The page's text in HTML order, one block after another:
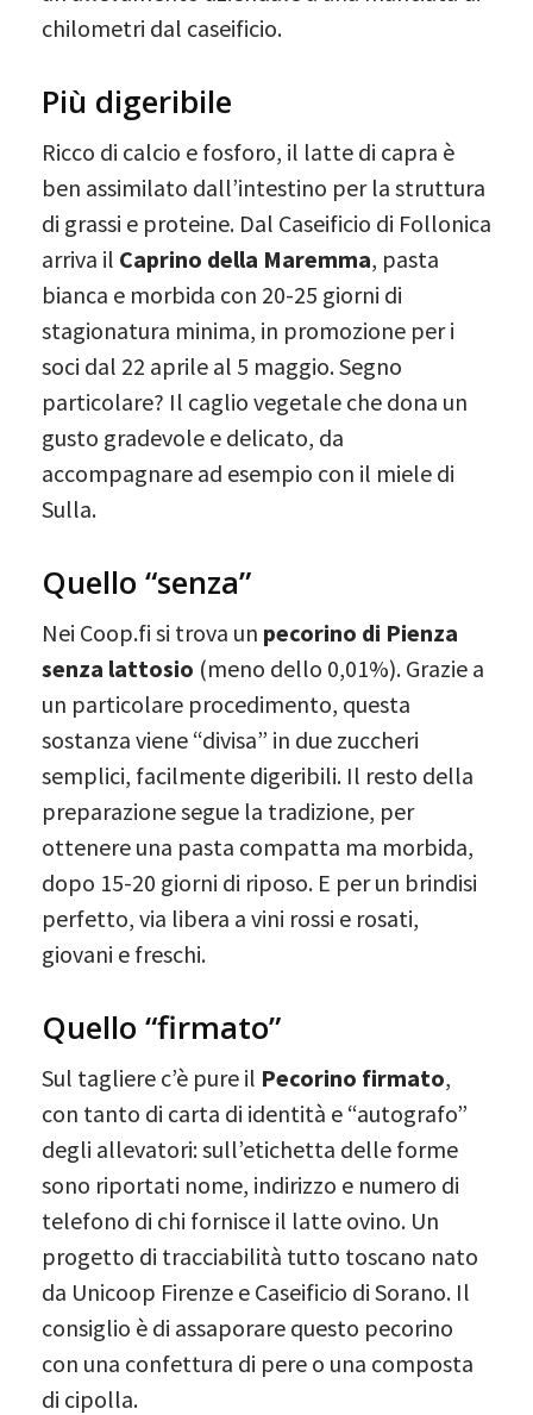
chilometri dal caseificio.
Più digeribile
Ricco di calcio e fosforo, il latte di capra è
ben assimilato dall’intestino per la struttura
di grassi e proteine. Dal Caseificio di Follonica
arriva il Caprino della Maremma, pasta
bianca e morbida con 20-25 giorni di
stagionatura minima, in promozione per i
soci dal 22 aprile al 5 maggio. Segno
particolare? Il caglio vegetale che dona un
gusto gradevole e delicato, da
accompagnare ad esempio con il miele di
Sulla.
Quello “senza”
Nei Coop.fi si trova un pecorino di Pienza
senza lattosio (meno dello 0,01%). Grazie a
un particolare procedimento, questa
sostanza viene “divisa” in due zuccheri
semplici, facilmente digeribili. Il resto della
preparazione segue la tradizione, per
ottenere una pasta compatta ma morbida,
dopo 15-20 giorni di riposo. E per un brindisi
perfetto, via libera a vini rossi e rosati,
giovani e freschi.
Quello “firmato”
Sul tagliere c’è pure il Pecorino firmato,
con tanto di carta di identità e “autografo”
degli allevatori: sull’etichetta delle forme
sono riportati nome, indirizzo e numero di
telefono di chi fornisce il latte ovino. Un
progetto di tracciabilità tutto toscano nato
da Unicoop Firenze e Caseificio di Sorano. Il
consiglio è di assaporare questo pecorino
con una confettura di pere o una composta
di cipolla.